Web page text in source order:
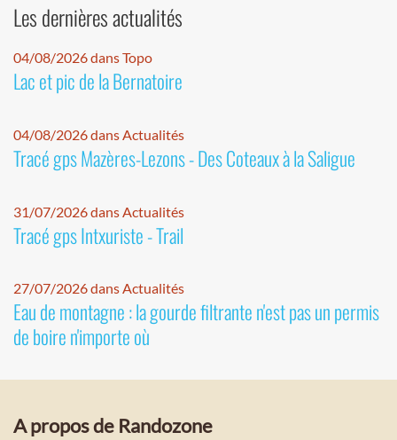
Les dernières actualités
04/08/2026 dans Topo
Lac et pic de la Bernatoire
04/08/2026 dans Actualités
Tracé gps Mazères-Lezons - Des Coteaux à la Saligue
31/07/2026 dans Actualités
Tracé gps Intxuriste - Trail
27/07/2026 dans Actualités
Eau de montagne : la gourde filtrante n'est pas un permis
de boire n'importe où
A propos de Randozone